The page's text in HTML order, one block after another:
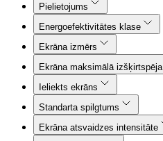
Pielietojums
Energoefektivitātes klase
Ekrāna izmērs
Ekrāna maksimālā izšķirtspēja
Ieliekts ekrāns
Standarta spilgtums
Ekrāna atsvaidzes intensitāte